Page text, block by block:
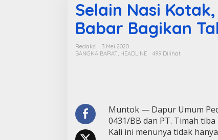
Selain Nasi
Babar Bagikan
Redaksi
3 Mei 2020
BANGKA BARAT, HEADLINE 499 Dilihat
Muntok — Dapur Umum
0431/BB dan PT. Timah
Kali ini menunya tidak